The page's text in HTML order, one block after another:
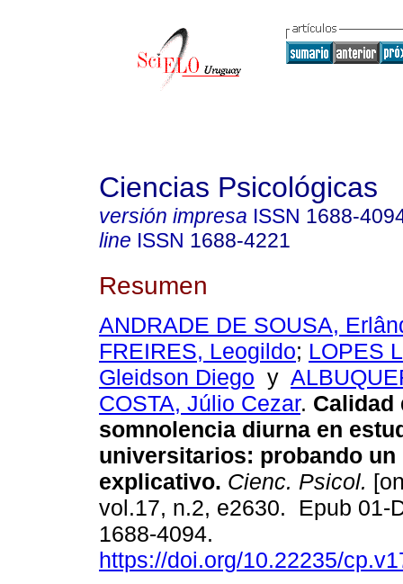
Ciencias Psicológicas
versión impresa ISSN 1688-
line ISSN 1688-4221
Resumen
ANDRADE DE SOUSA,
FREIRES, Leogildo; LOPES
Gleidson Diego y
COSTA, Júlio Cezar. Calidad
somnolencia diurna en
universitarios: probando un
explicativo. Cienc. Psicol.
vol.17, n.2, e2630. Epub 01-
1688-4094.
https://doi.org/10.22235/